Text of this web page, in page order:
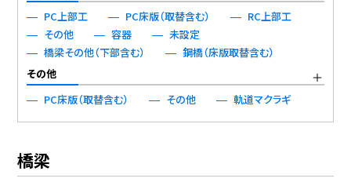
PC上部工
PC床版（取替含む）
RC上部工
その他
容器
未設定
橋梁その他（下部含む）
鋼橋（床版取替含む）
その他
PC床版（取替含む）
その他 軌道マクラギ
橋梁